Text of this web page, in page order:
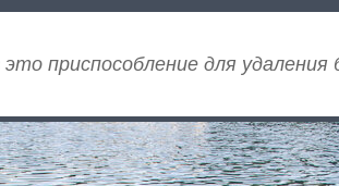
приспособление для удаления